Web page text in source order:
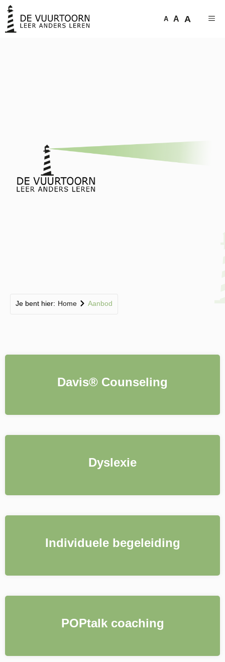
A A A
Je bent hier: Home Aanbod
Davis® Counseling
Dyslexie
Individuele begeleiding
POPtalk coaching